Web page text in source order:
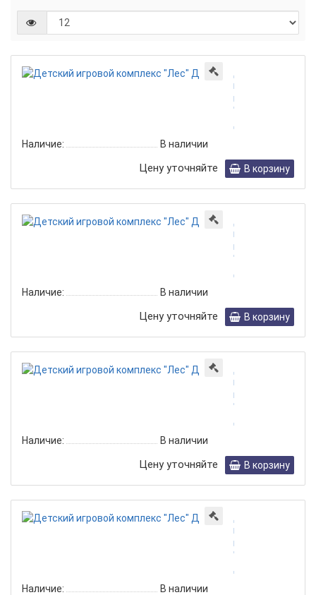
Детский
игровой
комплекс
"Лес"
ДГ-064
Наличие: В наличии
Цену уточняйте В корзину
Детский
игровой
комплекс
"Лес"
ДГ-065
Наличие: В наличии
Цену уточняйте В корзину
Детский
игровой
комплекс
"Лес"
ДГ-066
Наличие: В наличии
Цену уточняйте В корзину
Детский
игровой
комплекс
"Лес"
ДГ-067
Наличие: В наличии